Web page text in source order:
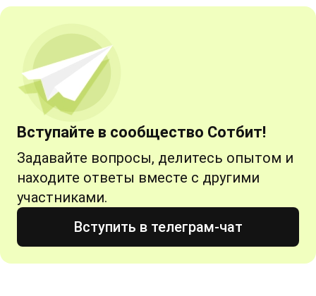
Вступайте в сообщество Сотбит!
Задавайте вопросы, делитесь опытом и
находите ответы вместе с другими
участниками.
Вступить в телеграм-чат